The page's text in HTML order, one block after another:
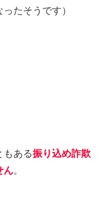
たそうです）
もある振り込め詐欺
ん。